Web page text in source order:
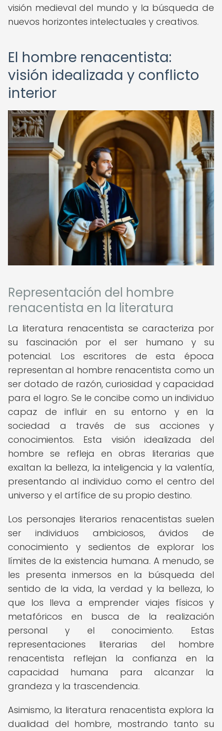
visión medieval del mundo y la búsqueda de
nuevos horizontes intelectuales y creativos.
El hombre renacentista:
visión idealizada y conflicto
interior
Representación del hombre
renacentista en la literatura
La literatura renacentista se caracteriza por
su fascinación por el ser humano y su
potencial. Los escritores de esta época
representan al hombre renacentista como un
ser dotado de razón, curiosidad y capacidad
para el logro. Se le concibe como un individuo
capaz de influir en su entorno y en la
sociedad a través de sus acciones y
conocimientos. Esta visión idealizada del
hombre se refleja en obras literarias que
exaltan la belleza, la inteligencia y la valentía,
presentando al individuo como el centro del
universo y el artífice de su propio destino.
Los personajes literarios renacentistas suelen
ser individuos ambiciosos, ávidos de
conocimiento y sedientos de explorar los
límites de la existencia humana. A menudo, se
les presenta inmersos en la búsqueda del
sentido de la vida, la verdad y la belleza, lo
que los lleva a emprender viajes físicos y
metafóricos en busca de la realización
personal y el conocimiento. Estas
representaciones literarias del hombre
renacentista reflejan la confianza en la
capacidad humana para alcanzar la
grandeza y la trascendencia.
Asimismo, la literatura renacentista explora la
dualidad del hombre, mostrando tanto su